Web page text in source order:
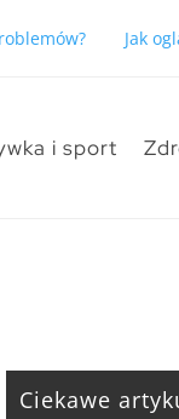
Jak
i sport
Ciekawe